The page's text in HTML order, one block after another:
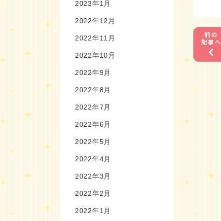
2023年1月
2022年12月
2022年11月
2022年10月
2022年9月
2022年8月
2022年7月
2022年6月
2022年5月
2022年4月
2022年3月
2022年2月
2022年1月